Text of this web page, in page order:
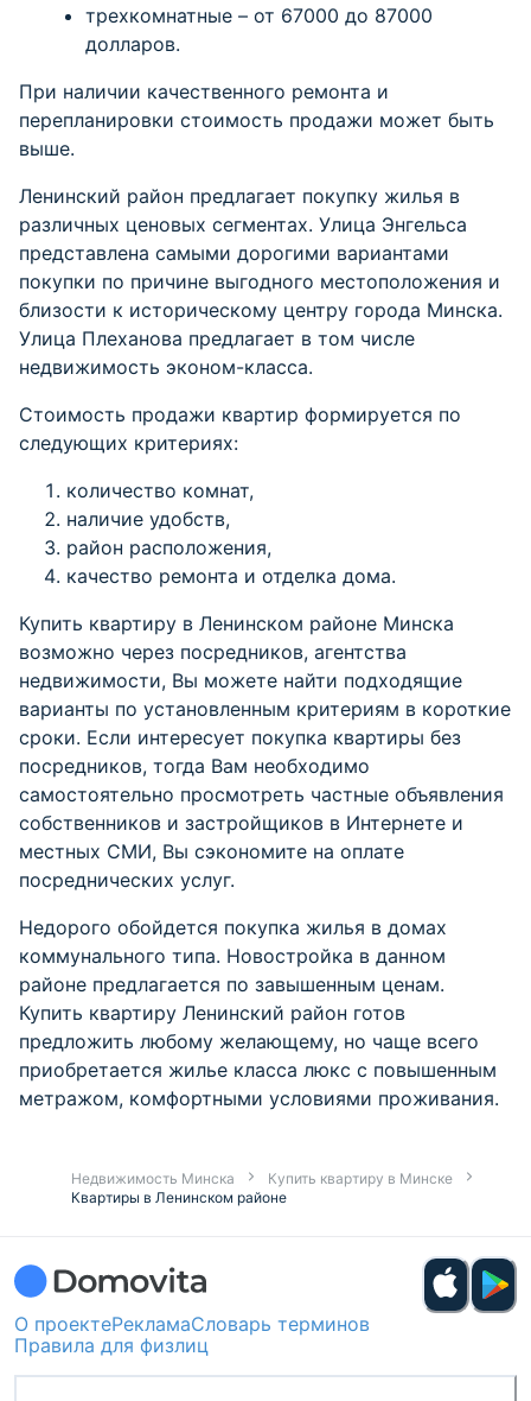
трехкомнатные – от 67000 до 87000
долларов.
При наличии качественного ремонта и
перепланировки стоимость продажи может быть
выше.
Ленинский район предлагает покупку жилья в
различных ценовых сегментах. Улица Энгельса
представлена самыми дорогими вариантами
покупки по причине выгодного местоположения и
близости к историческому центру города Минска.
Улица Плеханова предлагает в том числе
недвижимость эконом-класса.
Стоимость продажи квартир формируется по
следующих критериях:
количество комнат,
наличие удобств,
район расположения,
качество ремонта и отделка дома.
Купить квартиру в Ленинском районе Минска
возможно через посредников, агентства
недвижимости, Вы можете найти подходящие
варианты по установленным критериям в короткие
сроки. Если интересует покупка квартиры без
посредников, тогда Вам необходимо
самостоятельно просмотреть частные объявления
собственников и застройщиков в Интернете и
местных СМИ, Вы сэкономите на оплате
посреднических услуг.
Недорого обойдется покупка жилья в домах
коммунального типа. Новостройка в данном
районе предлагается по завышенным ценам.
Купить квартиру Ленинский район готов
предложить любому желающему, но чаще всего
приобретается жилье класса люкс с повышенным
метражом, комфортными условиями проживания.
Недвижимость Минска
Купить квартиру в Минске
Квартиры в Ленинском районе
О проектеРекламаСловарь терминов
Правила для физлиц